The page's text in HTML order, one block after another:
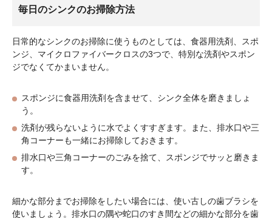
毎日のシンクのお掃除方法
日常的なシンクのお掃除に使うものとしては、食器用洗剤、スポ
ンジ、マイクロファイバークロスの3つで、特別な洗剤やスポン
ジでなくてかまいません。
スポンジに食器用洗剤を含ませて、シンク全体を磨きましょ
う。
洗剤が残らないように水でよくすすぎます。また、排水口や三
角コーナーも一緒にお掃除しておきます。
排水口や三角コーナーのごみを捨て、スポンジでサッと磨きま
す。
細かな部分までお掃除をしたい場合には、使い古しの歯ブラシを
使いましょう。排水口の隅や蛇口のすき間などの細かな部分を歯